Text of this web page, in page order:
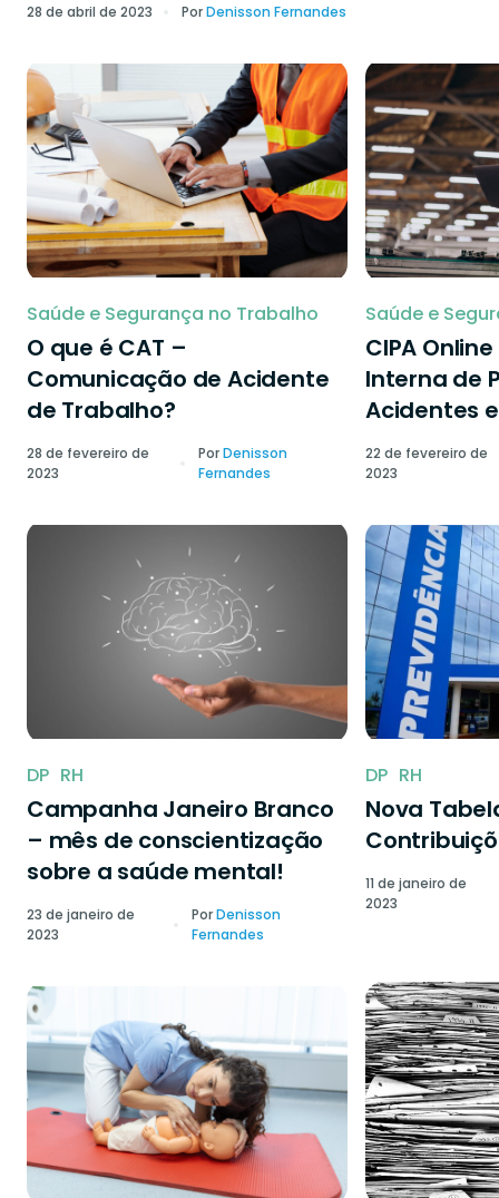
28 de abril de 2023 PorDenisson Fernandes
Saúde e Segurança no Trabalho
O que é CAT –
Comunicação de Acidente
de Trabalho?
28 de fevereiro de
2023
PorDenisson
Fernandes
Saúde e
CIPA
Interna de
Acidentes
22 de fevereiro de
2023
DP RH
Campanha Janeiro Branco
– mês de conscientização
sobre a saúde mental!
23 de janeiro de
2023
PorDenisson
Fernandes
DP RH
Nova
11 de janeiro de
2023